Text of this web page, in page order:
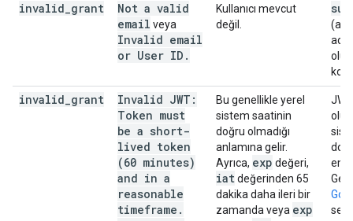
invalid grant
Not a valid
email veya
Invalid email
or User ID .
Kullanıcı mevcut
değil.
sub
olup
invalid grant
Invalid JWT:
Token must
be a short-
lived token
(60 minutes)
and in a
reasonable
timeframe.
Bu genellikle yerel
sistem saatinin
doğru olmadığı
anlamına gelir.
Ayrıca, exp değeri,
iatdeğerinden 65
dakika daha ileri bir
zamanda veya exp